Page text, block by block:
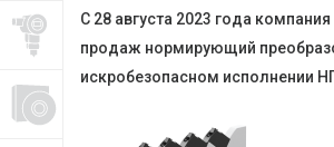
С 28 августа 2023 года
продаж нормирующий
искробезопасном исполнении